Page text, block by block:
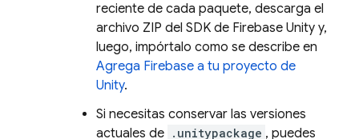
reciente de cada paquete, descarga el
archivo ZIP del SDK de Firebase Unity y,
luego, impórtalo como se describe en
Agrega Firebase a tu proyecto de
Unity.
Si necesitas conservar las versiones
actuales de .unitypackage , puedes